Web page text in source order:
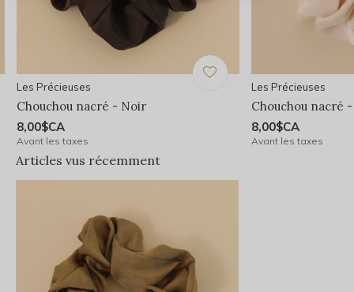
Les Précieuses
Chouchou nacré - Noir
8,00$CA
Avant les taxes
Les Précieuses
Chouchou nacré
8,00$CA
Avant les taxes
Articles vus récemment